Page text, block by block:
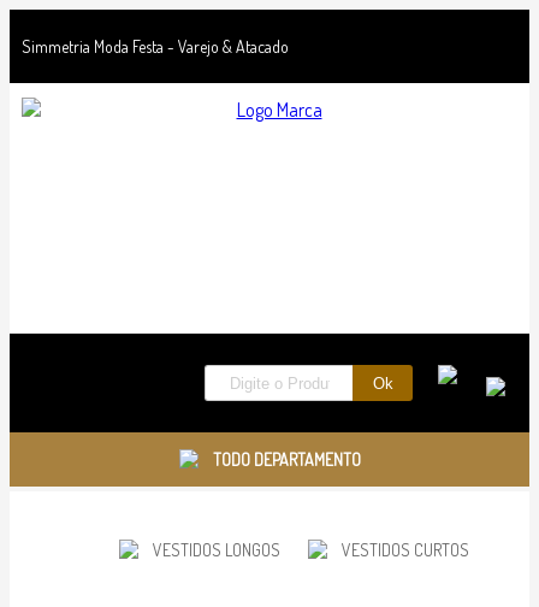
Simmetria Moda Festa - Varejo & Atacado
TODO DEPARTAMENTO
VESTIDOS LONGOS VESTIDOS CURTOS